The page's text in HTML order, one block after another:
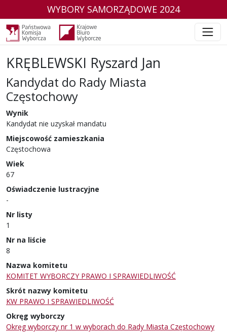
WYBORY SAMORZĄDOWE 2024
KRĘBLEWSKI Ryszard Jan
Kandydat do Rady Miasta
Częstochowy
w wyborach samorządowych w 2024 r.
Wynik
Kandydat nie uzyskał mandatu
Miejscowość zamieszkania
Częstochowa
Wiek
67
Oświadczenie lustracyjne
-
Nr listy
1
Nr na liście
8
Nazwa komitetu
KOMITET WYBORCZY PRAWO I SPRAWIEDLIWOŚĆ
Skrót nazwy komitetu
KW PRAWO I SPRAWIEDLIWOŚĆ
Okręg wyborczy
Okręg wyborczy nr 1 w wyborach do Rady Miasta Częstochowy